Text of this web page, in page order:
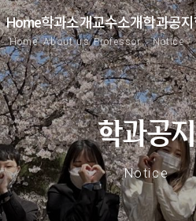
Home
Home
학과소개
About us
교수소개
Professor
학과공지
Notice
학과공지
Notice